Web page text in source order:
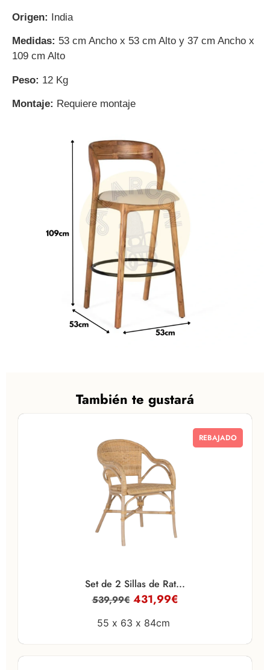
Origen: India
Medidas: 53 cm Ancho x 53 cm Alto y 37 cm Ancho x
109 cm Alto
Peso: 12 Kg
Montaje: Requiere montaje
También te gustará
REBAJADO
Set de 2 Sillas de Rat...
539,99€ 431,99€
55 x 63 x 84cm